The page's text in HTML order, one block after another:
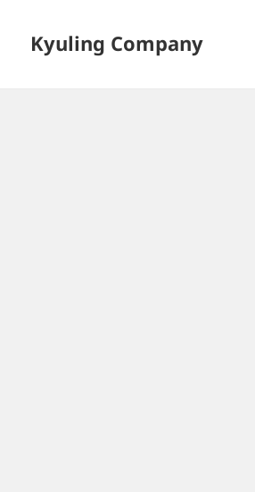
Kyuling Company